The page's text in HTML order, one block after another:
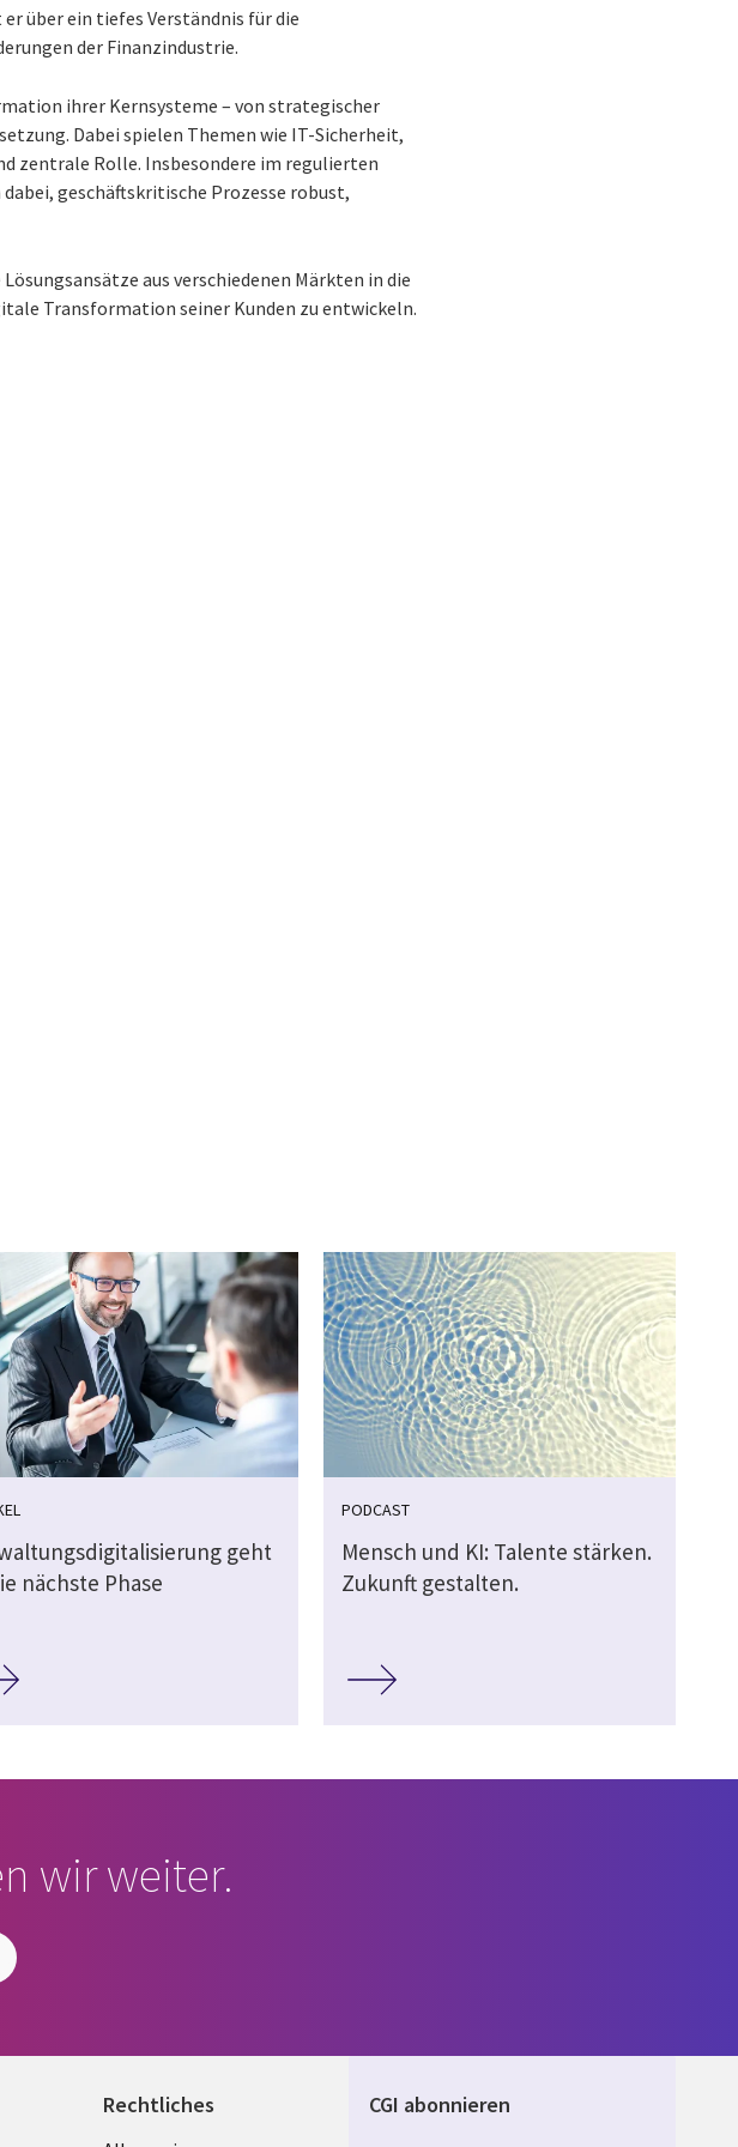
über ein tiefes Verständnis für die
der Finanzindustrie.
ihrer Kernsysteme – von strategischer
Dabei spielen Themen wie IT-Sicherheit,
zentrale Rolle. Insbesondere im regulierten
geschäftskritische Prozesse robust,
aus verschiedenen Märkten in die
Transformation seiner Kunden zu entwickeln.
geht
nächste Phase
PODCAST
Mensch und KI: Talente stärken.
Zukunft gestalten.
wir weiter.
Rechtliches CGI abonnieren